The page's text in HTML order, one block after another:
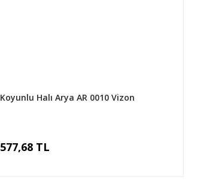
Koyunlu Halı Arya AR 0010 Vizon
577,68 TL